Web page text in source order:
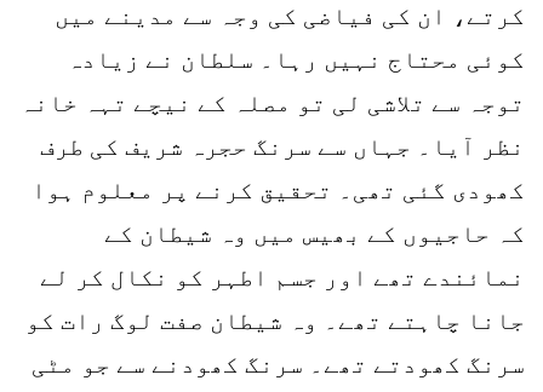
کرتے، ان کی فیاضی کی وجہ سے مدینے میں
کوئی محتاج نہیں رہا۔ سلطان نے زیادہ
توجہ سے تلاشی لی تو مصلہ کے نیچے تہہ خانہ
نظر آیا۔ جہاں سے سرنگ حجرہ شریف کی طرف
کھودی گئی تھی۔ تحقیق کرنے پر معلوم ہوا
کہ حاجیوں کے بھیس میں وہ شیطان کے
نمائندے تھے اور جسم اطہر کو نکال کر لے
جانا چاہتے تھے۔ وہ شیطان صفت لوگ رات کو
سرنگ کھودتے تھے۔ سرنگ کھودنے سے جو مٹی